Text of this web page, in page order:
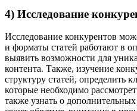
4) Исследование
Исследование конкурентов
и форматы статей работают в
выявить возможности для
контента. Также, изучение
структуру статей, определить
которые необходимо
также узнать о